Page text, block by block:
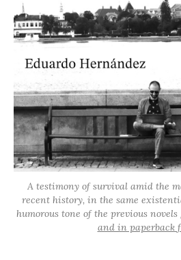
A testimony of survival amid the
recent history, in the same
humorous tone of the previous novels
and in paperback